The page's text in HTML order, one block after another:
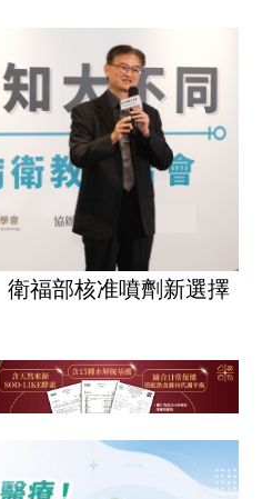
福部核准噴劑新選擇